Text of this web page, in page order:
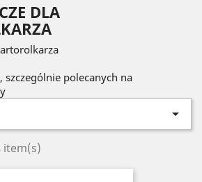
DLA
szczególnie polecanych na

item(s)